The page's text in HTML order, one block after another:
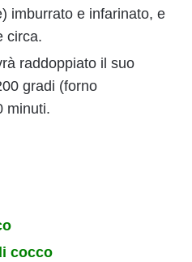
imburrato e infarinato, e
circa.
raddoppiato il suo
gradi (forno
minuti.
cocco